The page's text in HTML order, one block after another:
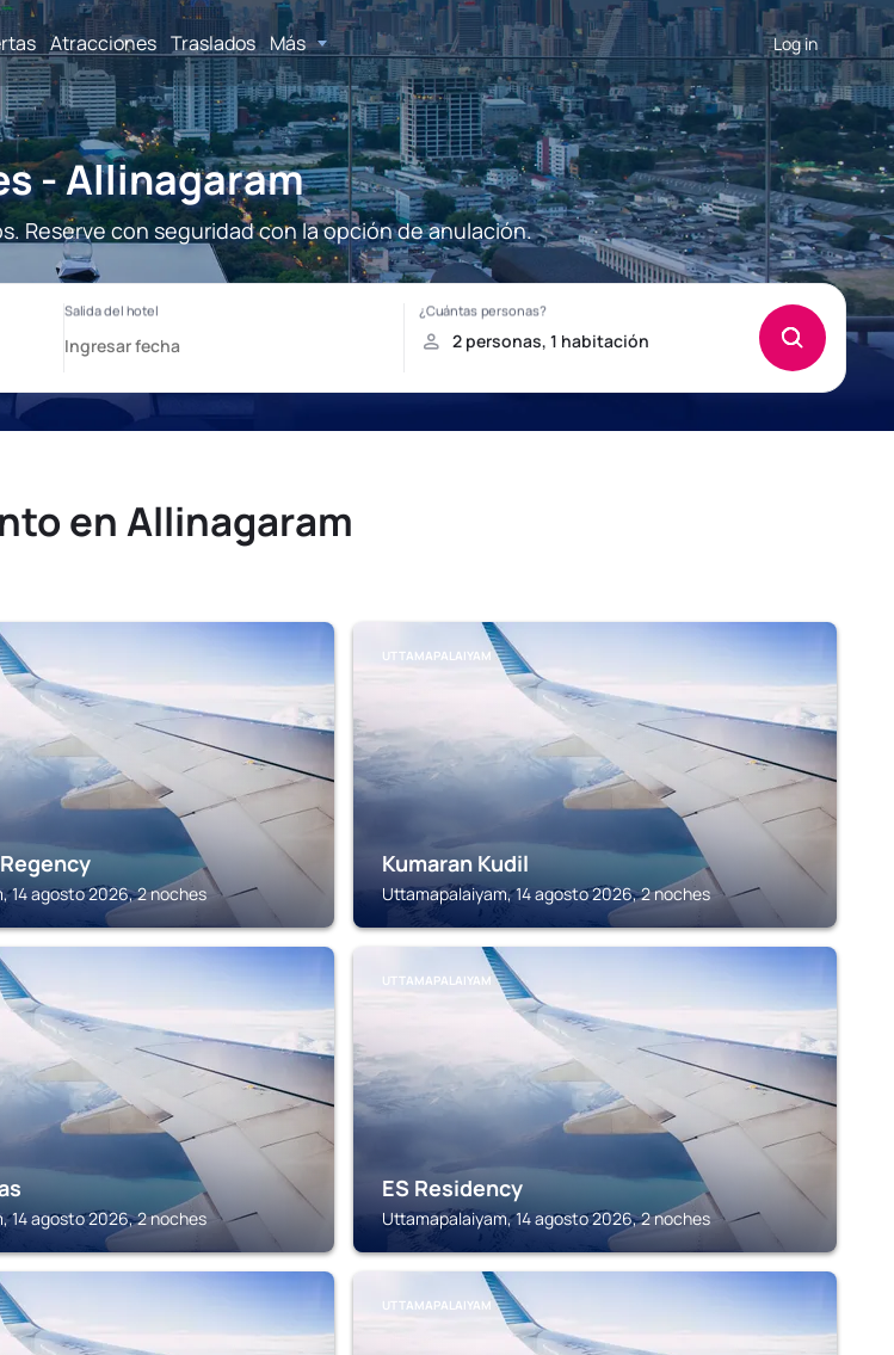
Atracciones Traslados Más Log in
- Allinagaram
Reserve con seguridad con la opción de anulación.
en Allinagaram
14 agosto 2026, 2 noches
UTTAMAPALAIYAM
Kumaran Kudil
Uttamapalaiyam, 14 agosto 2026, 2 noches
14 agosto 2026, 2 noches
UTTAMAPALAIYAM
ES Residency
Uttamapalaiyam, 14 agosto 2026, 2 noches
UTTAMAPALAIYAM